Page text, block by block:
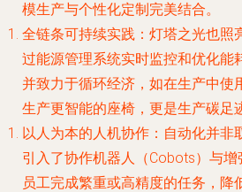
模生产与个性化定制完美结合。
全链条可持续实践 ：灯塔之光也
过能源管理系统实时监控和优化能
并致力于循环经济，如在生产中使
生产更智能的座椅，更是生产碳足
以人为本的人机协作 ：自动化并
引入了协作机器人（Cobots）与
员工完成繁重或高精度的任务，降